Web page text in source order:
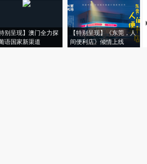
特别呈现】澳门全力探
语国家新渠道
【特别呈现】《东莞，人
间便利店》倾情上线